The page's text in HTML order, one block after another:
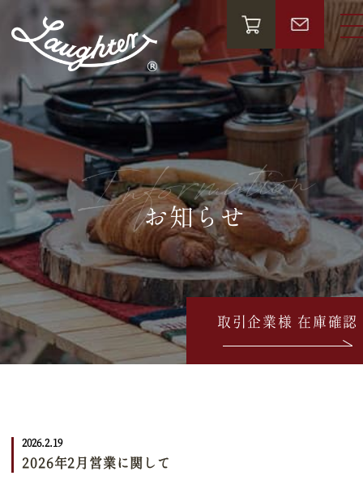
Information
お知らせ
取引企業様 在庫確認
2026.2.19
2026年2月営業に関して